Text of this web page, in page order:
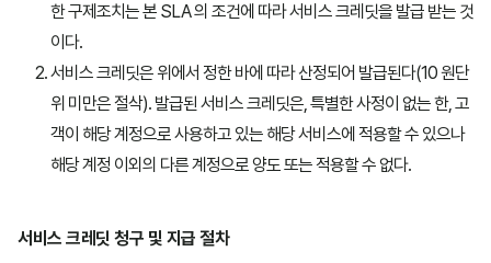
한 구제조치는 본 SLA 의 조건에 따라 서비스 크레딧을 발급 받는 것
이다.
서비스 크레딧은 위에서 정한 바에 따라 산정되어 발급된다(10 원단
위 미만은 절삭). 발급된 서비스 크레딧은, 특별한 사정이 없는 한, 고
객이 해당 계정으로 사용하고 있는 해당 서비스에 적용할 수 있으나
해당 계정 이외의 다른 계정으로 양도 또는 적용할 수 없다.
서비스 크레딧 청구 및 지급 절차